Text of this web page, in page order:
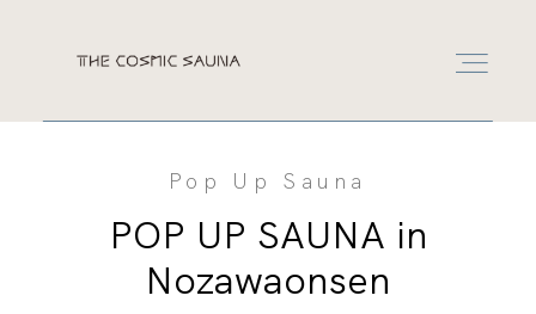
RESERVATION
Pop Up Sauna
POP UP SAUNA in
Nozawaonsen